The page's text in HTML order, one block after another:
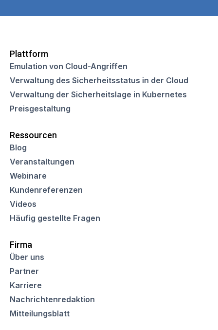
Plattform
Emulation von Cloud-Angriffen
Verwaltung des Sicherheitsstatus in der Cloud
Verwaltung der Sicherheitslage in Kubernetes
Preisgestaltung
Ressourcen
Blog
Veranstaltungen
Webinare
Kundenreferenzen
Videos
Häufig gestellte Fragen
Firma
Über uns
Partner
Karriere
Nachrichtenredaktion
Mitteilungsblatt